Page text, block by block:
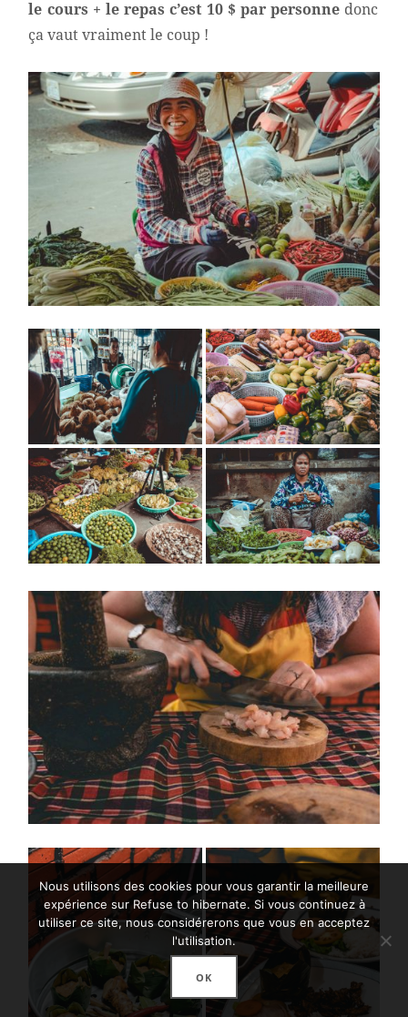
le cours + le repas c’est 10 $ par personne donc
ça vaut vraiment le coup !
Nous utilisons des cookies pour vous garantir la meilleure
expérience sur Refuse to hibernate. Si vous continuez à
utiliser ce site, nous considérerons que vous en acceptez
l'utilisation.
OK